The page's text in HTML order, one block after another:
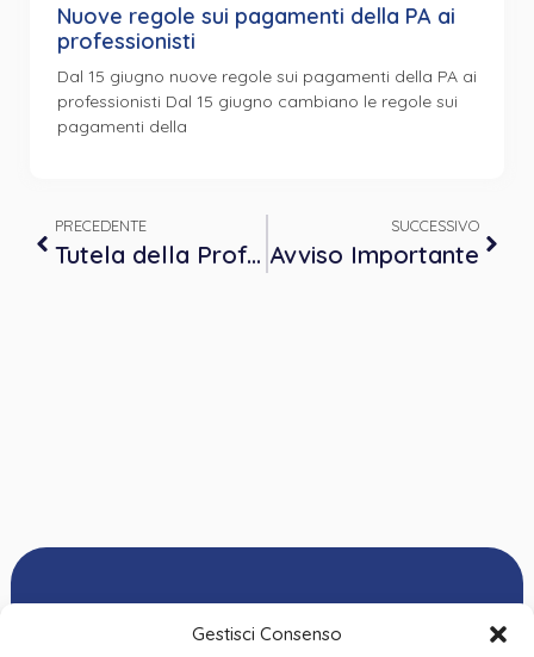
Gestisci Consenso
Nuove regole sui pagamenti della PA ai
professionisti
Dal 15 giugno nuove regole sui pagamenti della PA ai
professionisti Dal 15 giugno cambiano le regole sui
pagamenti della
PRECEDENTE
Tutela della Professione: le azioni dell’Ordine
SUCCESSIVO
Avviso Importante